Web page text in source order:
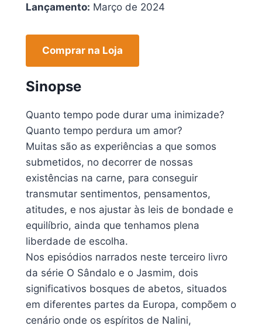
Lançamento: Março de 2024
Comprar na Loja
Sinopse
Quanto tempo pode durar uma inimizade?
Quanto tempo perdura um amor?
Muitas são as experiências a que somos
submetidos, no decorrer de nossas
existências na carne, para conseguir
transmutar sentimentos, pensamentos,
atitudes, e nos ajustar às leis de bondade e
equilíbrio, ainda que tenhamos plena
liberdade de escolha.
Nos episódios narrados neste terceiro livro
da série O Sândalo e o Jasmim, dois
significativos bosques de abetos, situados
em diferentes partes da Europa, compõem o
cenário onde os espíritos de Nalini,